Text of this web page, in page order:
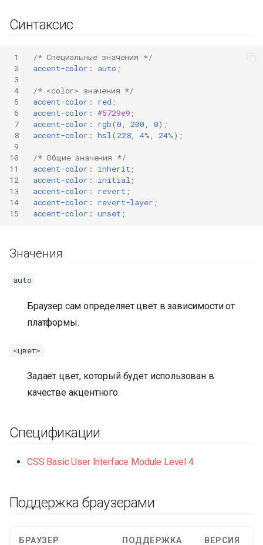
Синтаксис
1
2
3
4
5
6
7
8
9
10
11
12
13
14
15
/* Специальные значения */
accent-color : auto ;
/* <color> значения */
accent-color : red ;
accent-color : #5729e9;
accent-color : rgb(0, 200, 0);
accent-color : hsl(228, 4%, 24%);
/* Общие значения */
accent-color : inherit;
accent-color : initial;
accent-color : revert ;
accent-color : revert-layer ;
accent-color : unset ;
Значения
auto
Браузер сам определяет цвет в зависимости от
платформы.
<цвет>
Задает цвет, который будет использован в
качестве акцентного.
Спецификации
CSS Basic User Interface Module Level 4
Поддержка браузерами